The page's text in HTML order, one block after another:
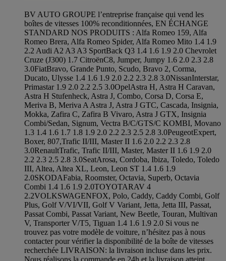
BV AUTO GROUPE l’entreprise française qui vend les
boîtes de vitesses 100% reconditionnées, EN ÉCHANGE
STANDARD NOS PRODUITS : Alfa Romeo 159, Alfa
Romeo Brera, Alfa Romeo Spider, Alfa Romeo Mito 1.4 1.9
2.2 Audi A2 A3 A3 SportBack Q3 1.4 1.6 1.9 2.0 Chevrolet
Cruze (J300) 1.7 CitroënC8, Jumper, Jumpy 1.6 2.0 2.3 2.8
3.0FiatBravo, Grande Punto, Scudo, Bravo 2, Corma,
Ducato, Ulysse 1.4 1.6 1.9 2.0 2.2 2.3 2.8 3.0NissanInterstar,
Primastar 1.9 2.0 2.2 2.5 3.0OpelAstra H, Astra H Caravan,
Astra H Stufenheck, Astra J, Combo, Corsa D, Corsa E,
Meriva B, Meriva A Astra J, Astra J GTC, Cascada, Insignia,
Mokka, Zafira C, Zafira B Vivaro, Astra J GTX, Insignia
Combi/Sedan, Signum, Vectra B/C/GTS/C KOMBI, Movano
1.3 1.4 1.6 1.7 1.8 1.9 2.0 2.2 2.3 2.5 2.8 3.0PeugeotExpert,
Boxer, 807,Trafic II/III, Master II 1.6 2.0 2.2 2.3 2.8
3.0RenaultTrafic, Trafic II/III, Master, Master II 1.6 1.9 2.0
2.2 2.3 2.5 2.8 3.0SeatArosa, Cordoba, Ibiza, Toledo, Toledo
III, Altea, Altea XL, Leon, Leon ST 1.4 1.6 1.9
2.0SKODAFabia, Roomster, Octavia, Superb, Octavia
Combi 1.4 1.6 1.9 2.0TOYOTARAV 4
2.2VOLKSWAGENFOX, Polo, Caddy, Caddy Combi, Golf
Plus, Golf V/VI/VII, Golf V Variant, Jetta, Jetta III, Passat,
Passat Combi, Passat Variant, New Beetle, Touran, Multivan
V, Transporter V/T5, Tiguan 1.4 1.6 1.9 2.0 Si vous ne
trouvez pas votre modèle de voiture, n’hésitez pas à nous
contacter pour vérifier la disponibilité de la boîte de vitesses
recherchée LIVRAISON: la livraison incluse dans les prix.
Nous réalisons la commande en 24h et la livraison atteint